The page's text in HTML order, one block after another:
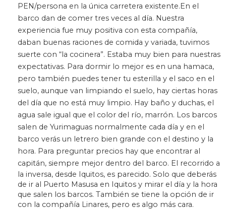
PEN/persona en la única carretera existente.En el
barco dan de comer tres veces al día. Nuestra
experiencia fue muy positiva con esta compañía,
daban buenas raciones de comida y variada, tuvimos
suerte con “la cocinera”. Estaba muy bien para nuestras
expectativas. Para dormir lo mejor es en una hamaca,
pero también puedes tener tu esterilla y el saco en el
suelo, aunque van limpiando el suelo, hay ciertas horas
del día que no está muy limpio. Hay baño y duchas, el
agua sale igual que el color del río, marrón. Los barcos
salen de Yurimaguas normalmente cada día y en el
barco verás un letrero bien grande con el destino y la
hora. Para preguntar precios hay que encontrar al
capitán, siempre mejor dentro del barco. El recorrido a
la inversa, desde Iquitos, es parecido. Solo que deberás
de ir al Puerto Masusa en Iquitos y mirar el día y la hora
que salen los barcos. También se tiene la opción de ir
con la compañía Linares, pero es algo más cara.